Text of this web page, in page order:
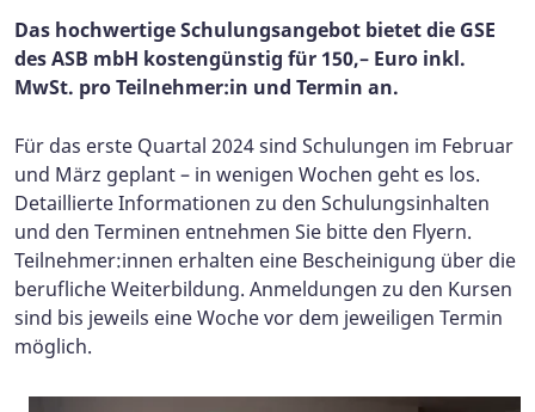
Das hochwertige Schulungsangebot bietet die GSE
des ASB mbH kostengünstig für 150,– Euro inkl.
MwSt. pro Teilnehmer:in und Termin an.
Für das erste Quartal 2024 sind Schulungen im Februar
und März geplant – in wenigen Wochen geht es los.
Detaillierte Informationen zu den Schulungsinhalten
und den Terminen entnehmen Sie bitte den Flyern.
Teilnehmer:innen erhalten eine Bescheinigung über die
berufliche Weiterbildung. Anmeldungen zu den Kursen
sind bis jeweils eine Woche vor dem jeweiligen Termin
möglich.